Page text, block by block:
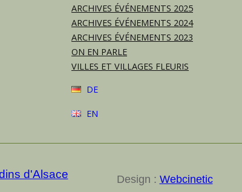
ARCHIVES ÉVÉNEMENTS 2025
ARCHIVES ÉVÉNEMENTS 2024
ARCHIVES ÉVÉNEMENTS 2023
ON EN PARLE
VILLES ET VILLAGES FLEURIS
DE
EN
Design : Webcinetic